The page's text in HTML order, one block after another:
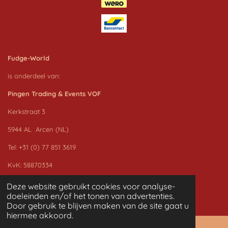
Deze website gebruikt cookies voor analyse-
doeleinden en/of het tonen van advertenties.
Door gebruik te blijven maken van de site gaat u
hiermee akkoord.
Fudge-World
is onderdeel van:
Pingen Trading & Events VOF
Kerkstraat 3
5944 AL Arcen (NL)
Tel: +31 (0) 77 851 3619
KvK: 58870334
BTW nr.: NL853216666B01
© 2020-2024 Pingen Trading & Events